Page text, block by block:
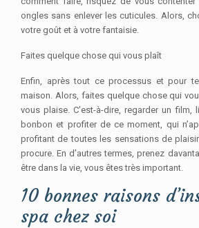
ongles sans enlever les cuticules. Alors,
votre goût et à votre fantaisie.
Faites quelque chose qui vous plaît
Enfin, après tout ce processus et pour
maison. Alors, faites quelque chose qui
vous plaise. C’est-à-dire, regarder un film,
bonbon et profiter de ce moment, qui
profitant de toutes les sensations de
procure. En d’autres termes, prenez
être dans la vie, vous êtes très important.
10 bonnes raisons
spa chez soi